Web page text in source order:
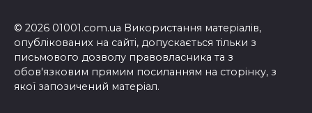
© 2026 01001.com.ua Використання матеріалів,
опублікованих на сайті, допускається тільки з
письмового дозволу правовласника та з
обов'язковим прямим посиланням на сторінку, з
якої запозичений матеріал.